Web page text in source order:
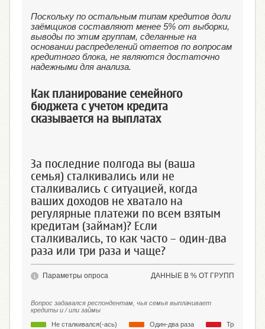
Поскольку по остальным типам кредитов доли
заёмщиков составляют менее 5% от выборки,
выводы по этим группам, сделанные на
основании распределений ответов по вопросам
кредитного блока, не являются достаточно
надежными для анализа.
Как планирование семейного
бюджета с учетом кредита
сказывается на выплатах
За последние полгода вы (ваша
семья) сталкивались или не
сталкивались с ситуацией, когда
ваших доходов не хватало на
регулярные платежи по всем взятым
кредитам (займам)? Если
сталкивались, то как часто – один-два
раза или три раза и чаще?
ДАННЫЕ В % ОТ ГРУПП
Параметры опроса
Вопрос задавался респондентам, чья семья выплачивает
кредиты и / или займы
Не сталкивался(-ась)
Один-два раза Три раза и